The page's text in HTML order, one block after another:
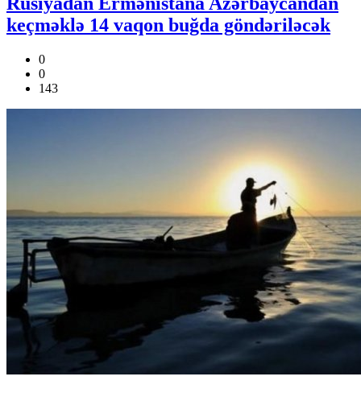
keçməklə 14 vaqon buğda göndəriləcək
0
0
143